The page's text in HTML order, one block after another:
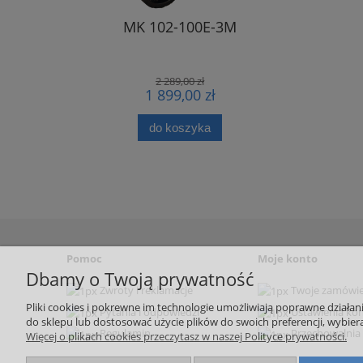
MK 102-100E-3M
2 289,00 zł
1 899,00 zł
do koszyka
Pomoc
Zwroty i reklamacje
Pytania i odpowiedzi
Regulamin
Moje konto
Twoje
Ustawienia
Przechowalnia
Dbamy o Twoją prywatność
Pliki cookies i pokrewne im technologie umożliwiają poprawne
do sklepu lub dostosować użycie plików do swoich preferencji,
Więcej o plikach cookies przeczytasz w naszej Polityce prywatności.